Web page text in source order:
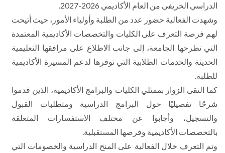
الدراسي الخريفي من العام الأكاديمي 2026-2027.
وشهدت الفعالية حضور عدد من الطلبة وأولياء الأمور، حيث أتيحت
لهم فرصة التعرف على الكليات والتخصصات الأكاديمية المعتمدة
التي تطرحها الجامعة، إلى جانب الاطلاع على مرافقها التعليمية
الحديثة والخدمات الطلابية التي توفرها لدعم المسيرة الأكاديمية
للطلبة.
كما التقى الزوار بممثلي الكليات والبرامج الأكاديمية، الذين قدموا
شرحًا تفصيليًا حول البرامج الدراسية ومتطلبات القبول
والتسجيل، وأجابوا عن مختلف الاستفسارات المتعلقة
بالتخصصات الأكاديمية وفرصها المستقبلية.
وتم التعرف خلال الفعالية على المنح الدراسية والخصومات التي